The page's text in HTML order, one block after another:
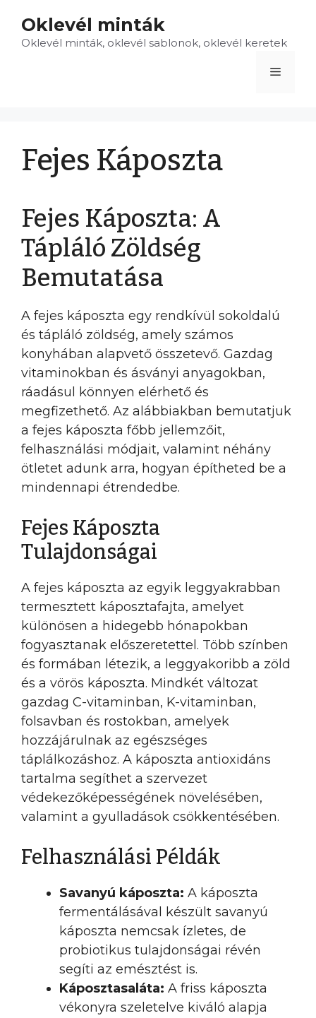
tartalomba
Oklevél minták
Oklevél minták, oklevél sablonok, oklevél keretek
Menü
Fejes Káposzta
Fejes Káposzta: A
Tápláló Zöldség
Bemutatása
A fejes káposzta egy rendkívül sokoldalú
és tápláló zöldség, amely számos
konyhában alapvető összetevő. Gazdag
vitaminokban és ásványi anyagokban,
ráadásul könnyen elérhető és
megfizethető. Az alábbiakban bemutatjuk
a fejes káposzta főbb jellemzőit,
felhasználási módjait, valamint néhány
ötletet adunk arra, hogyan építheted be a
mindennapi étrendedbe.
Fejes Káposzta
Tulajdonságai
A fejes káposzta az egyik leggyakrabban
termesztett káposztafajta, amelyet
különösen a hidegebb hónapokban
fogyasztanak előszeretettel. Több színben
és formában létezik, a leggyakoribb a zöld
és a vörös káposzta. Mindkét változat
gazdag C-vitaminban, K-vitaminban,
folsavban és rostokban, amelyek
hozzájárulnak az egészséges
táplálkozáshoz. A káposzta antioxidáns
tartalma segíthet a szervezet
védekezőképességének növelésében,
valamint a gyulladások csökkentésében.
Felhasználási Példák
Savanyú káposzta: A káposzta
fermentálásával készült savanyú
káposzta nemcsak ízletes, de
probiotikus tulajdonságai révén
segíti az emésztést is.
Káposztasaláta: A friss káposzta
vékonyra szeletelve kiváló alapja